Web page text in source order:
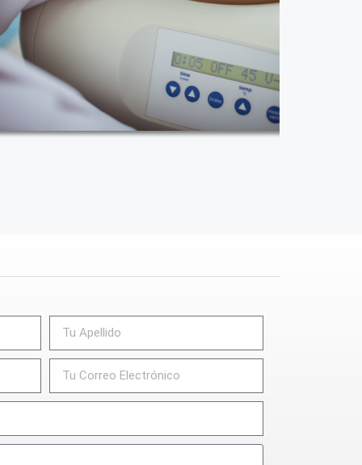
el sector veterinario para fortalecer la
alimentaria.